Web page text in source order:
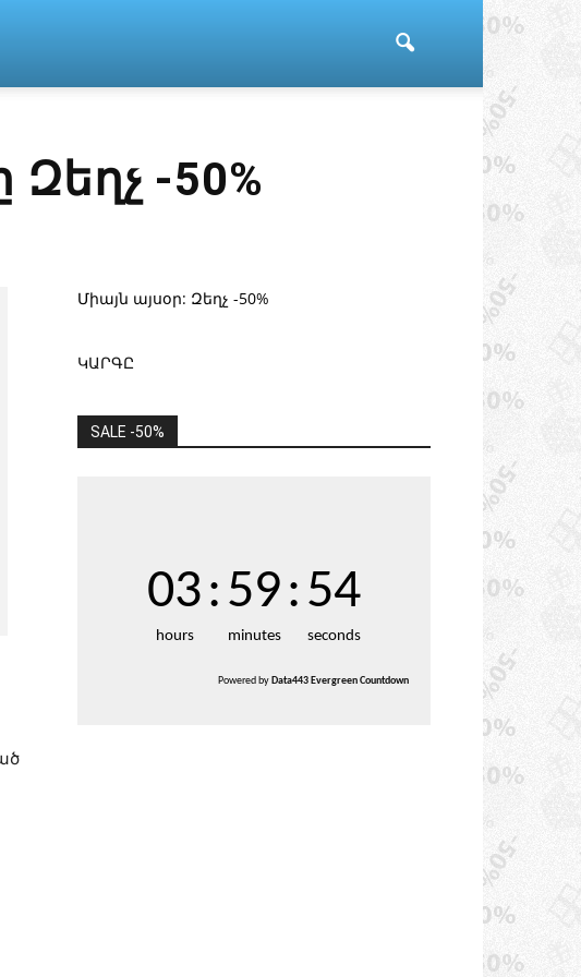
-50%
Միայն այսօր: Զեղչ -50%
ԿԱՐԳԸ
SALE -50%
03
hours
:59
minutes
:53
seconds
Powered by Data443 Evergreen Countdown